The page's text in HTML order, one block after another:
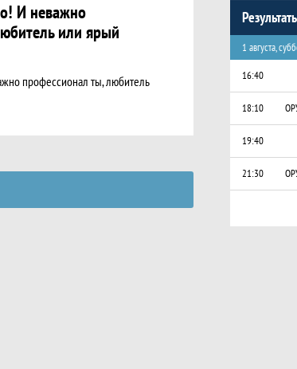
И неважно
или ярый
профессионал ты, любитель
1 августа,
16:40
18:10
19:40
21:30